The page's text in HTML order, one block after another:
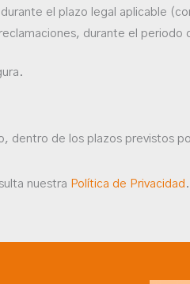
el plazo legal aplicable
durante el
dentro de los plazos previstos
nuestra Política de Privacidad .